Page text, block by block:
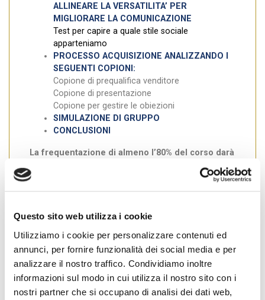
Questo sito web utilizza i cookie
Utilizziamo i cookie per personalizzare contenuti ed
annunci, per fornire funzionalità dei social media e per
analizzare il nostro traffico. Condividiamo inoltre
informazioni sul modo in cui utilizza il nostro sito con i
nostri partner che si occupano di analisi dei dati web,
ALLINEARE LA VERSATILITA’ PER
MIGLIORARE LA COMUNICAZIONE
Test per capire a quale stile sociale
apparteniamo
PROCESSO ACQUISIZIONE ANALIZZANDO I
SEGUENTI COPIONI:
Copione di prequalifica venditore
Copione di presentazione
Copione per gestire le obiezioni
SIMULAZIONE DI GRUPPO
CONCLUSIONI
La frequentazione di almeno l’80% del corso darà
luogo a 5 crediti formativi utili per gli agenti
immobiliari certificati.
condividi